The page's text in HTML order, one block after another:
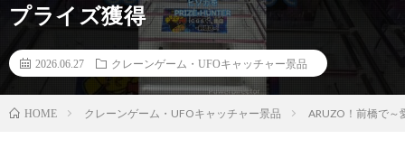
プライズ獲得
2026.06.27 クレーンゲーム・UFOキャッチャー景品
HOME クレーンゲーム・UFOキャッチャー景品 ARUZO！前橋で～